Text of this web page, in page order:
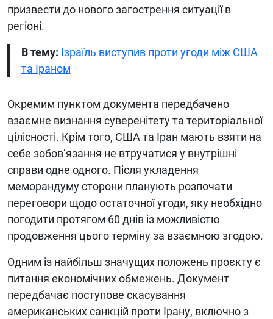
призвести до нового загострення ситуації в
регіоні.
В тему: Ізраїль виступив проти угоди між США
та Іраном
Окремим пунктом документа передбачено
взаємне визнання суверенітету та територіальної
цілісності. Крім того, США та Іран мають взяти на
себе зобов’язання не втручатися у внутрішні
справи одне одного. Після укладення
меморандуму сторони планують розпочати
переговори щодо остаточної угоди, яку необхідно
погодити протягом 60 днів із можливістю
продовження цього терміну за взаємною згодою.
Одним із найбільш значущих положень проєкту є
питання економічних обмежень. Документ
передбачає поступове скасування
американських санкцій проти Ірану, включно з